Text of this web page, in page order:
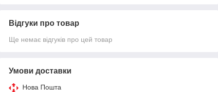
Відгуки про товар
Ще немає відгуків про цей товар
Умови доставки
Нова Пошта